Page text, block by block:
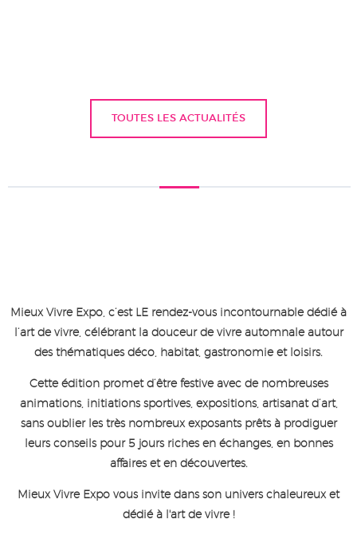
TOUTES LES ACTUALITÉS
Mieux Vivre Expo, c’est LE rendez-vous incontournable dédié à
l’art de vivre, célébrant la douceur de vivre automnale autour
des thématiques déco, habitat, gastronomie et loisirs.
Cette édition promet d’être festive avec de nombreuses
animations, initiations sportives, expositions, artisanat d’art,
sans oublier les très nombreux exposants prêts à prodiguer
leurs conseils pour 5 jours riches en échanges, en bonnes
affaires et en découvertes.
Mieux Vivre Expo vous invite dans son univers chaleureux et
dédié à l'art de vivre !